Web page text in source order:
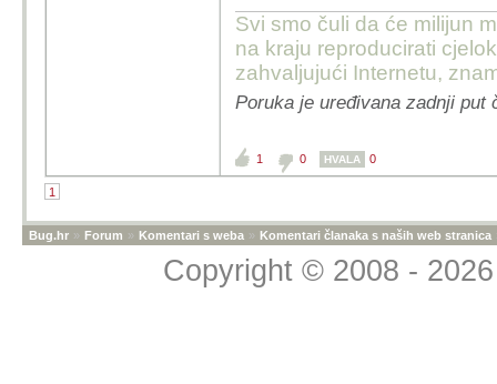
fanatizam i duševnu
Svi smo čuli da će milijun
na kraju reproducirati
zahvaljujući Internetu,
Poruka je uređivana zadnji put
1 0 HVALA 0
1
Bug.hr » Forum » Komentari s weba » Komentari članaka s naših web stranica
Copyright © 2008 -